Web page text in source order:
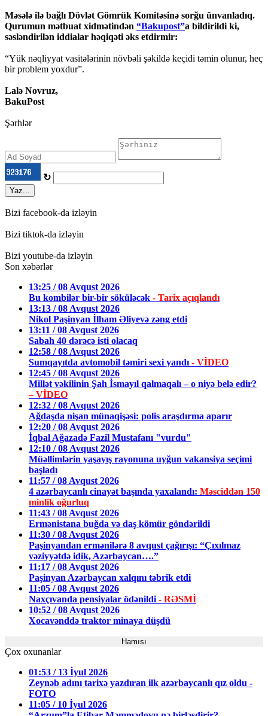
Məsələ ilə bağlı Dövlət Gömrük Komitəsinə sorğu ünvanladıq.
Qurumun mətbuat xidmətindən “Bakupost”a bildirildi ki,
səsləndirilən iddialar həqiqəti əks etdirmir:
“Yük nəqliyyat vasitələrinin növbəli şəkildə keçidi təmin olunur, heç
bir problem yoxdur”.
Lalə Novruz,
BakuPost
Şərhlər
↻
Yaz...
Bizi facebook-da izləyin
Bizi tiktok-da izləyin
Bizi youtube-da izləyin
Son xəbərlər
13:25 / 08 Avqust 2026
Bu kombilər bir-bir söküləcək - Tarix açıqlandı
13:13 / 08 Avqust 2026
Nikol Paşinyan İlham Əliyevə zəng etdi
13:11 / 08 Avqust 2026
Sabah 40 dərəcə isti olacaq
12:58 / 08 Avqust 2026
Sumqayıtda avtomobil təmiri sexi yandı - VİDEO
12:45 / 08 Avqust 2026
Millət vəkilinin Şah İsmayıl qalmaqalı – o niyə belə edir?
– VİDEO
12:32 / 08 Avqust 2026
Ağdaşda nişan münaqişəsi: polis araşdırma aparır
12:20 / 08 Avqust 2026
İqbal Ağazadə Fazil Mustafanı "vurdu"
12:10 / 08 Avqust 2026
Müəllimlərin yaşayış rayonuna uyğun vakansiya seçimi
başladı
11:57 / 08 Avqust 2026
4 azərbaycanlı cinayət başında yaxalandı: Məsciddən 150
minlik oğurluq
11:43 / 08 Avqust 2026
Ermənistana buğda və daş kömür göndərildi
11:30 / 08 Avqust 2026
Paşinyandan ermənilərə 8 avqust çağırışı: “Çıxılmaz
vəziyyətdə idik, Azərbaycan….”
11:17 / 08 Avqust 2026
Paşinyan Azərbaycan xalqını təbrik etdi
11:05 / 08 Avqust 2026
Naxçıvanda pensiyalar ödənildi - RƏSMİ
10:52 / 08 Avqust 2026
Xocavənddə traktor minaya düşdü
Hamısı
Çox oxunanlar
01:53 / 13 İyul 2026
Zeynəb adını tarixə yazdıran ilk azərbaycanlı qız oldu -
FOTO
11:05 / 10 İyul 2026